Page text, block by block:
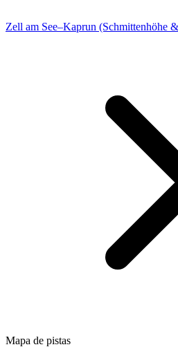
Zell am See–Kaprun (Schmittenhöhe
Mapa de pistas